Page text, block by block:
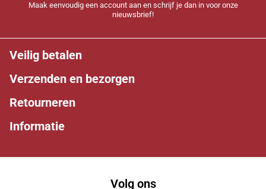
Maak eenvoudig een account aan en schrijf je dan in voor onze
nieuwsbrief!
Veilig betalen
Verzenden en bezorgen
Retourneren
Informatie
Volg ons